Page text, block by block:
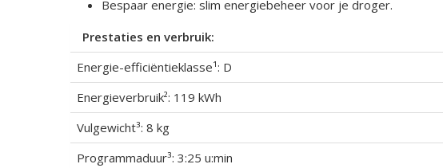
Bespaar energie: slim energiebeheer voor je droger.
Prestaties en verbruik:
Energie-efficiëntieklasse¹: D
Energieverbruik²: 119 kWh
Vulgewicht³: 8 kg
Programmaduur³: 3:25 u:min